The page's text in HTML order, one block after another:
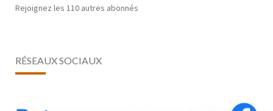
Rejoignez les 110 autres abonnés
RÉSEAUX SOCIAUX